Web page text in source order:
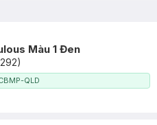
Màu 1 Đen
)
QLD